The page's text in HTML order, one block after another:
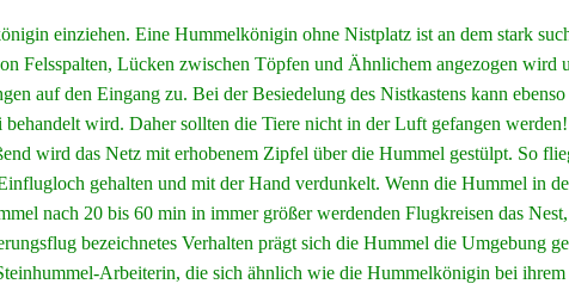
einziehen. Eine Hummelkönigin ohne Nistplatz ist an dem stark
Felsspalten, Lücken zwischen Töpfen und Ähnlichem angezogen wird
auf den Eingang zu. Bei der Besiedelung des Nistkastens kann
wird. Daher sollten die Tiere nicht in der Luft gefangen
wird das Netz mit erhobenem Zipfel über die Hummel gestülpt. So
gehalten und mit der Hand verdunkelt. Wenn die Hummel in
nach 20 bis 60 min in immer größer werdenden Flugkreisen das
bezeichnetes Verhalten prägt sich die Hummel die Umgebung
Arbeiterin, die sich ähnlich wie die Hummelkönigin bei